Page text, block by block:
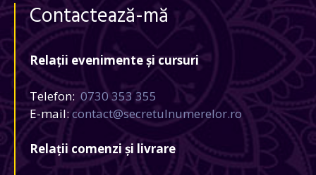
Contactează-mă
Relații evenimente și cursuri
Telefon: 0730 353 355
E-mail:contact@secretulnumerelor.ro
Relații comenzi și livrare